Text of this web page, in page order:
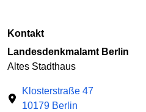
Kontakt
Landesdenkmalamt Berlin
Altes Stadthaus
Klosterstraße 47
10179 Berlin